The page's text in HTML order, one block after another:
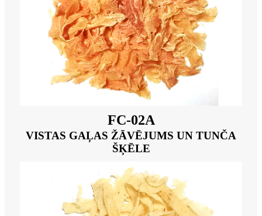
FC-02A
VISTAS GAĻAS ŽĀVĒJUMS UN TUNČA
ŠĶĒLE